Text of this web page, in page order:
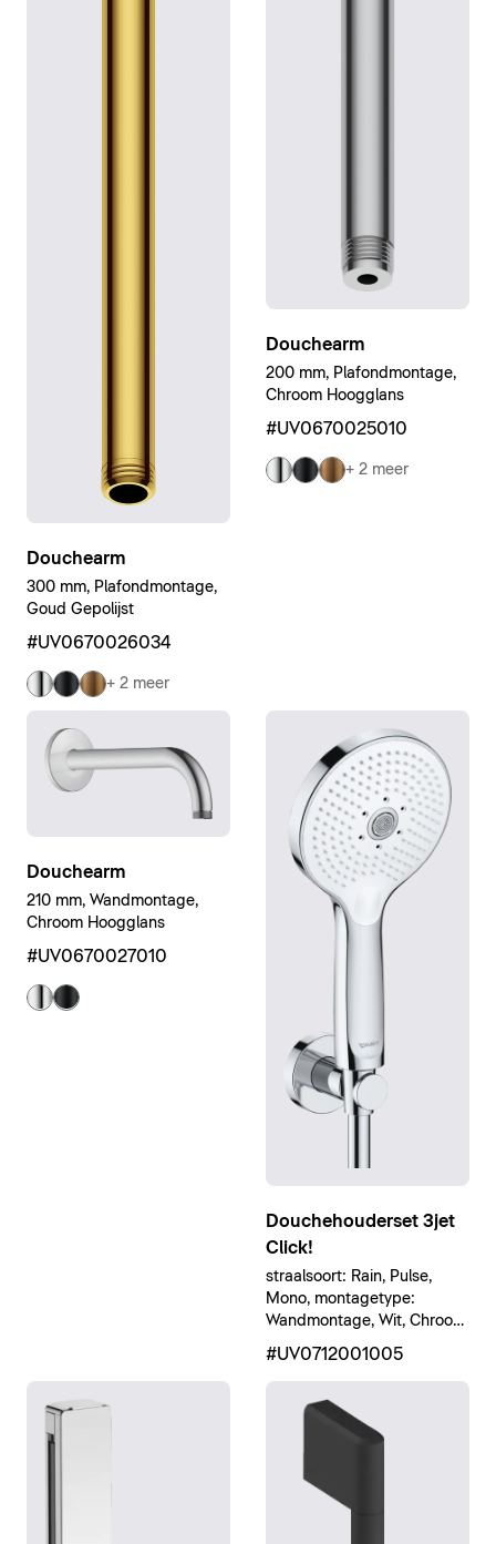
Douchearm
300 mm, Plafondmontage,
Goud Gepolijst
#UV0670026034
+ 2 meer
Douchearm
200 mm, Plafondmontage,
Chroom Hoogglans
#UV0670025010
+ 2 meer
Douchearm
210 mm, Wandmontage,
Chroom Hoogglans
#UV0670027010
Douchehouderset 3jet
Click!
straalsoort: Rain, Pulse,
Mono, montagetype:
Wandmontage, Wit, Chroom
#UV0712001005